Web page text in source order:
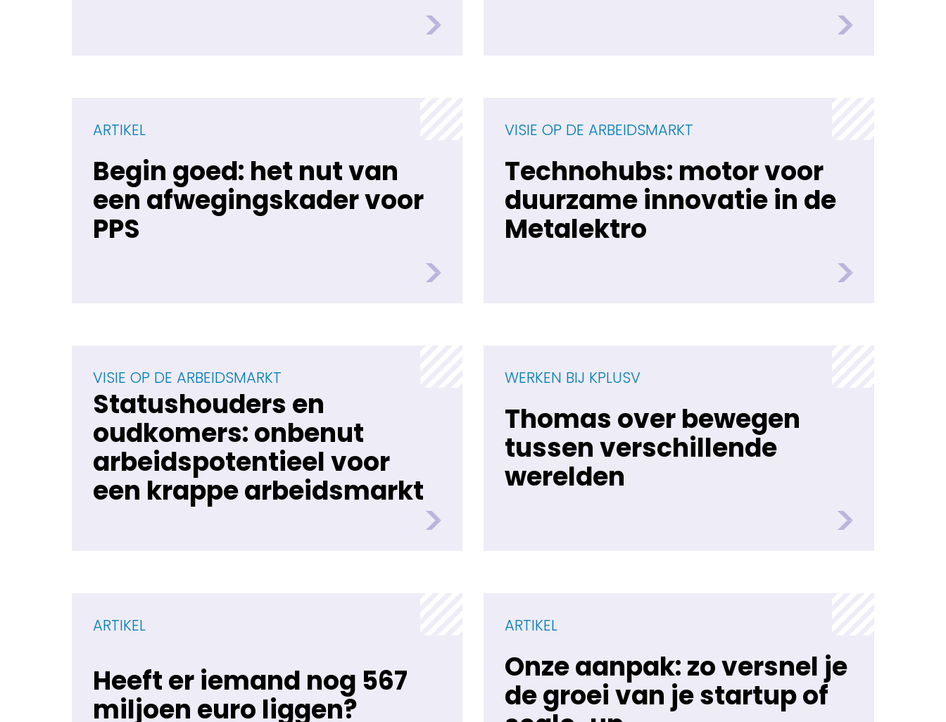
ARTIKEL
Begin goed: het nut van
een afwegingskader voor
PPS
VISIE OP DE ARBEIDSMARKT
Technohubs: motor voor
duurzame innovatie in de
Metalektro
VISIE OP DE ARBEIDSMARKT
Statushouders en
oudkomers: onbenut
arbeidspotentieel voor
een krappe arbeidsmarkt
WERKEN BIJ KPLUSV
Thomas over bewegen
tussen verschillende
werelden
ARTIKEL
Heeft er iemand nog 567
miljoen euro liggen?
ARTIKEL
Onze aanpak: zo versnel je
de groei van je startup of